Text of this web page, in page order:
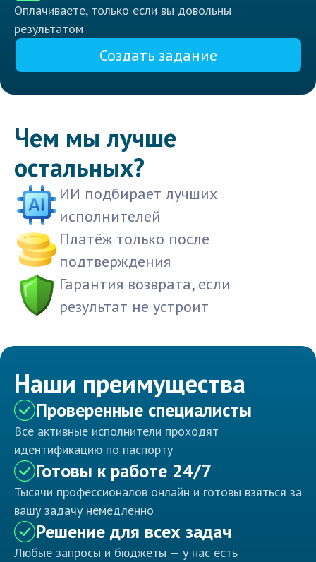
Оплачиваете, только если вы довольны
результатом
Создать задание
Чем мы лучше
остальных?
ИИ подбирает лучших
исполнителей
Платёж только после
подтверждения
Гарантия возврата, если
результат не устроит
Наши преимущества
Проверенные специалисты
Все активные исполнители проходят
идентификацию по паспорту
Готовы к работе 24/7
Тысячи профессионалов онлайн и готовы взяться за
вашу задачу немедленно
Решение для всех задач
Любые запросы и бюджеты — у нас есть